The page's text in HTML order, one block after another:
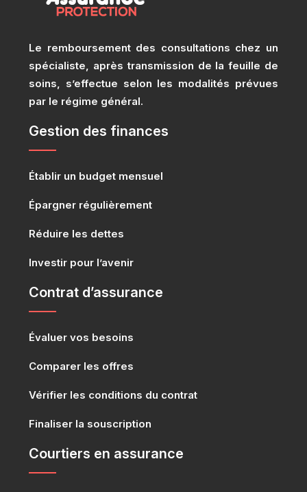
Le remboursement des consultations chez un
spécialiste, après transmission de la feuille de
soins, s’effectue selon les modalités prévues
par le régime général.
Gestion des finances
Établir un budget mensuel
Épargner régulièrement
Réduire les dettes
Investir pour l’avenir
Contrat d’assurance
Évaluer vos besoins
Comparer les offres
Vérifier les conditions du contrat
Finaliser la souscription
Courtiers en assurance